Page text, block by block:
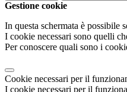
Gestione cookie
In questa schermata è possibile
I cookie necessari sono quelli
Per conoscere quali sono i
Cookie necessari per il
I cookie necessari per il